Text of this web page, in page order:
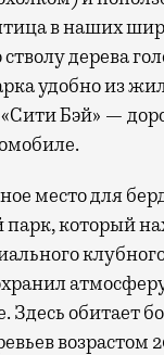
в наших
дерева
удобно из
Бэй» —
место для
который
Здесь обитает
возрастом